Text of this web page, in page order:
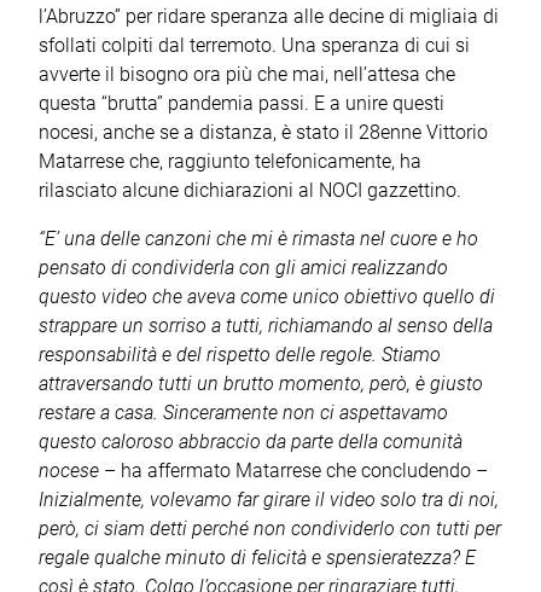
l’Abruzzo” per ridare speranza alle decine di migliaia di
sfollati colpiti dal terremoto. Una speranza di cui si
avverte il bisogno ora più che mai, nell’attesa che
questa “brutta” pandemia passi. E a unire questi
nocesi, anche se a distanza, è stato il 28enne Vittorio
Matarrese che, raggiunto telefonicamente, ha
rilasciato alcune dichiarazioni al NOCI gazzettino.
“E’ una delle canzoni che mi è rimasta nel cuore e ho
pensato di condividerla con gli amici realizzando
questo video che aveva come unico obiettivo quello di
strappare un sorriso a tutti, richiamando al senso della
responsabilità e del rispetto delle regole. Stiamo
attraversando tutti un brutto momento, però, è giusto
restare a casa. Sinceramente non ci aspettavamo
questo caloroso abbraccio da parte della comunità
nocese – ha affermato Matarrese che concludendo –
Inizialmente, volevamo far girare il video solo tra di noi,
però, ci siam detti perché non condividerlo con tutti per
regale qualche minuto di felicità e spensieratezza? E
così è stato. Colgo l’occasione per ringraziare tutti,